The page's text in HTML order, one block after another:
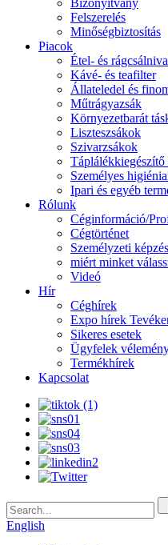
Bizonyítvány
Felszerelés
Minőségbiztosítás
Piacok
Étel- és
Kávé- és teafilter
Állateledel és
Műtrágyazsák
Környezetbarát
Liszteszsákok
Szivarzsákok
Táplálékkiegészítő
Személyes
Ipari és egyéb
Rólunk
Céginformáció/
Cégtörténet
Személyzeti képzés
miért minket
Videó
Hír
Céghírek
Expo hírek
Sikeres esetek
Ügyfelek
Termékhírek
Kapcsolat
English